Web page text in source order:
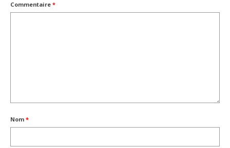
Commentaire *
Nom *